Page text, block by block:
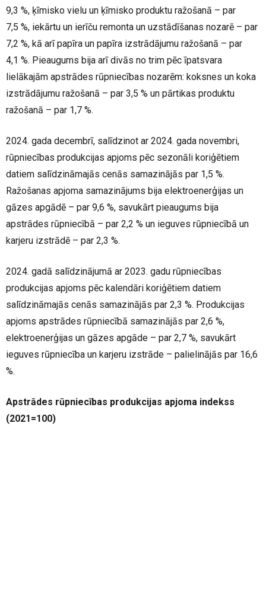
9,3 %, ķīmisko vielu un ķīmisko produktu ražošanā – par
7,5 %, iekārtu un ierīču remonta un uzstādīšanas nozarē – par
7,2 %, kā arī papīra un papīra izstrādājumu ražošanā – par
4,1 %. Pieaugums bija arī divās no trim pēc īpatsvara
lielākajām apstrādes rūpniecības nozarēm: koksnes un koka
izstrādājumu ražošanā – par 3,5 % un pārtikas produktu
ražošanā – par 1,7 %.
2024. gada decembrī, salīdzinot ar 2024. gada novembri,
rūpniecības produkcijas apjoms pēc sezonāli koriģētiem
datiem salīdzināmajās cenās samazinājās par 1,5 %.
Ražošanas apjoma samazinājums bija elektroenerģijas un
gāzes apgādē – par 9,6 %, savukārt pieaugums bija
apstrādes rūpniecībā – par 2,2 % un ieguves rūpniecībā un
karjeru izstrādē – par 2,3 %.
2024. gadā salīdzinājumā ar 2023. gadu rūpniecības
produkcijas apjoms pēc kalendāri koriģētiem datiem
salīdzināmajās cenās samazinājās par 2,3 %. Produkcijas
apjoms apstrādes rūpniecībā samazinājās par 2,6 %,
elektroenerģijas un gāzes apgāde – par 2,7 %, savukārt
ieguves rūpniecība un karjeru izstrāde – palielinājās par 16,6
%.
Apstrādes rūpniecības produkcijas apjoma indekss
(2021=100)